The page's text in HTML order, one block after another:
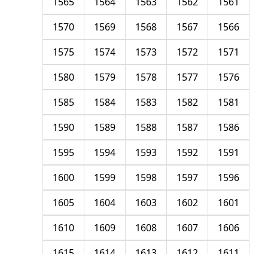
1566
1567
1568
1569
1570
1571
1572
1573
1574
1575
1576
1577
1578
1579
1580
1581
1582
1583
1584
1585
1586
1587
1588
1589
1590
1591
1592
1593
1594
1595
1596
1597
1598
1599
1600
1601
1602
1603
1604
1605
1606
1607
1608
1609
1610